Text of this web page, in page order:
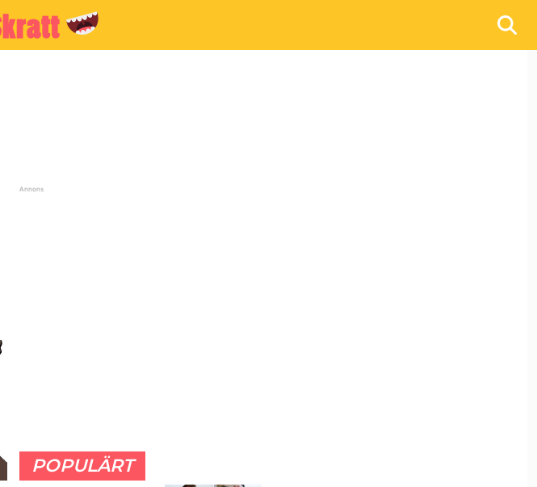
POPULÄRT